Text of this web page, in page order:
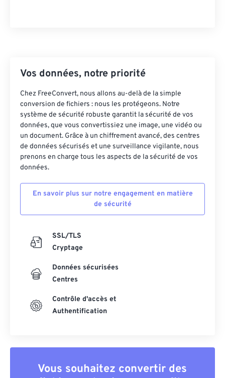
Vos données, notre priorité
Chez FreeConvert, nous allons au-delà de la simple
conversion de fichiers : nous les protégeons. Notre
système de sécurité robuste garantit la sécurité de vos
données, que vous convertissiez une image, une vidéo ou
un document. Grâce à un chiffrement avancé, des centres
de données sécurisés et une surveillance vigilante, nous
prenons en charge tous les aspects de la sécurité de vos
données.
En savoir plus sur notre engagement en matière
de sécurité
SSL/TLS
Cryptage
Données sécurisées
Centres
Contrôle d'accès et
Authentification
Vous souhaitez convertir des